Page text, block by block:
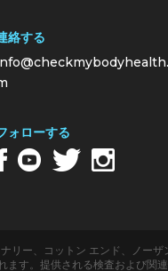
絡する
ォローする
、コットン エンド、ノーザ
す。提供される検査および関